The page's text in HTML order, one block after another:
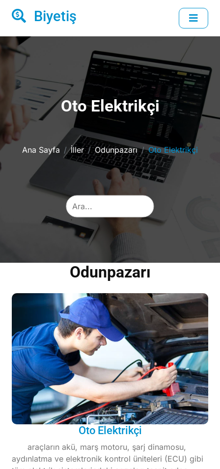
Biyetiş
Oto Elektrikçi
Ana Sayfa İller Odunpazarı Oto Elektrikçi
Odunpazarı
Oto Elektrikçi
araçların akü, marş motoru, şarj dinamosu,
aydınlatma ve elektronik kontrol üniteleri (ECU) gibi